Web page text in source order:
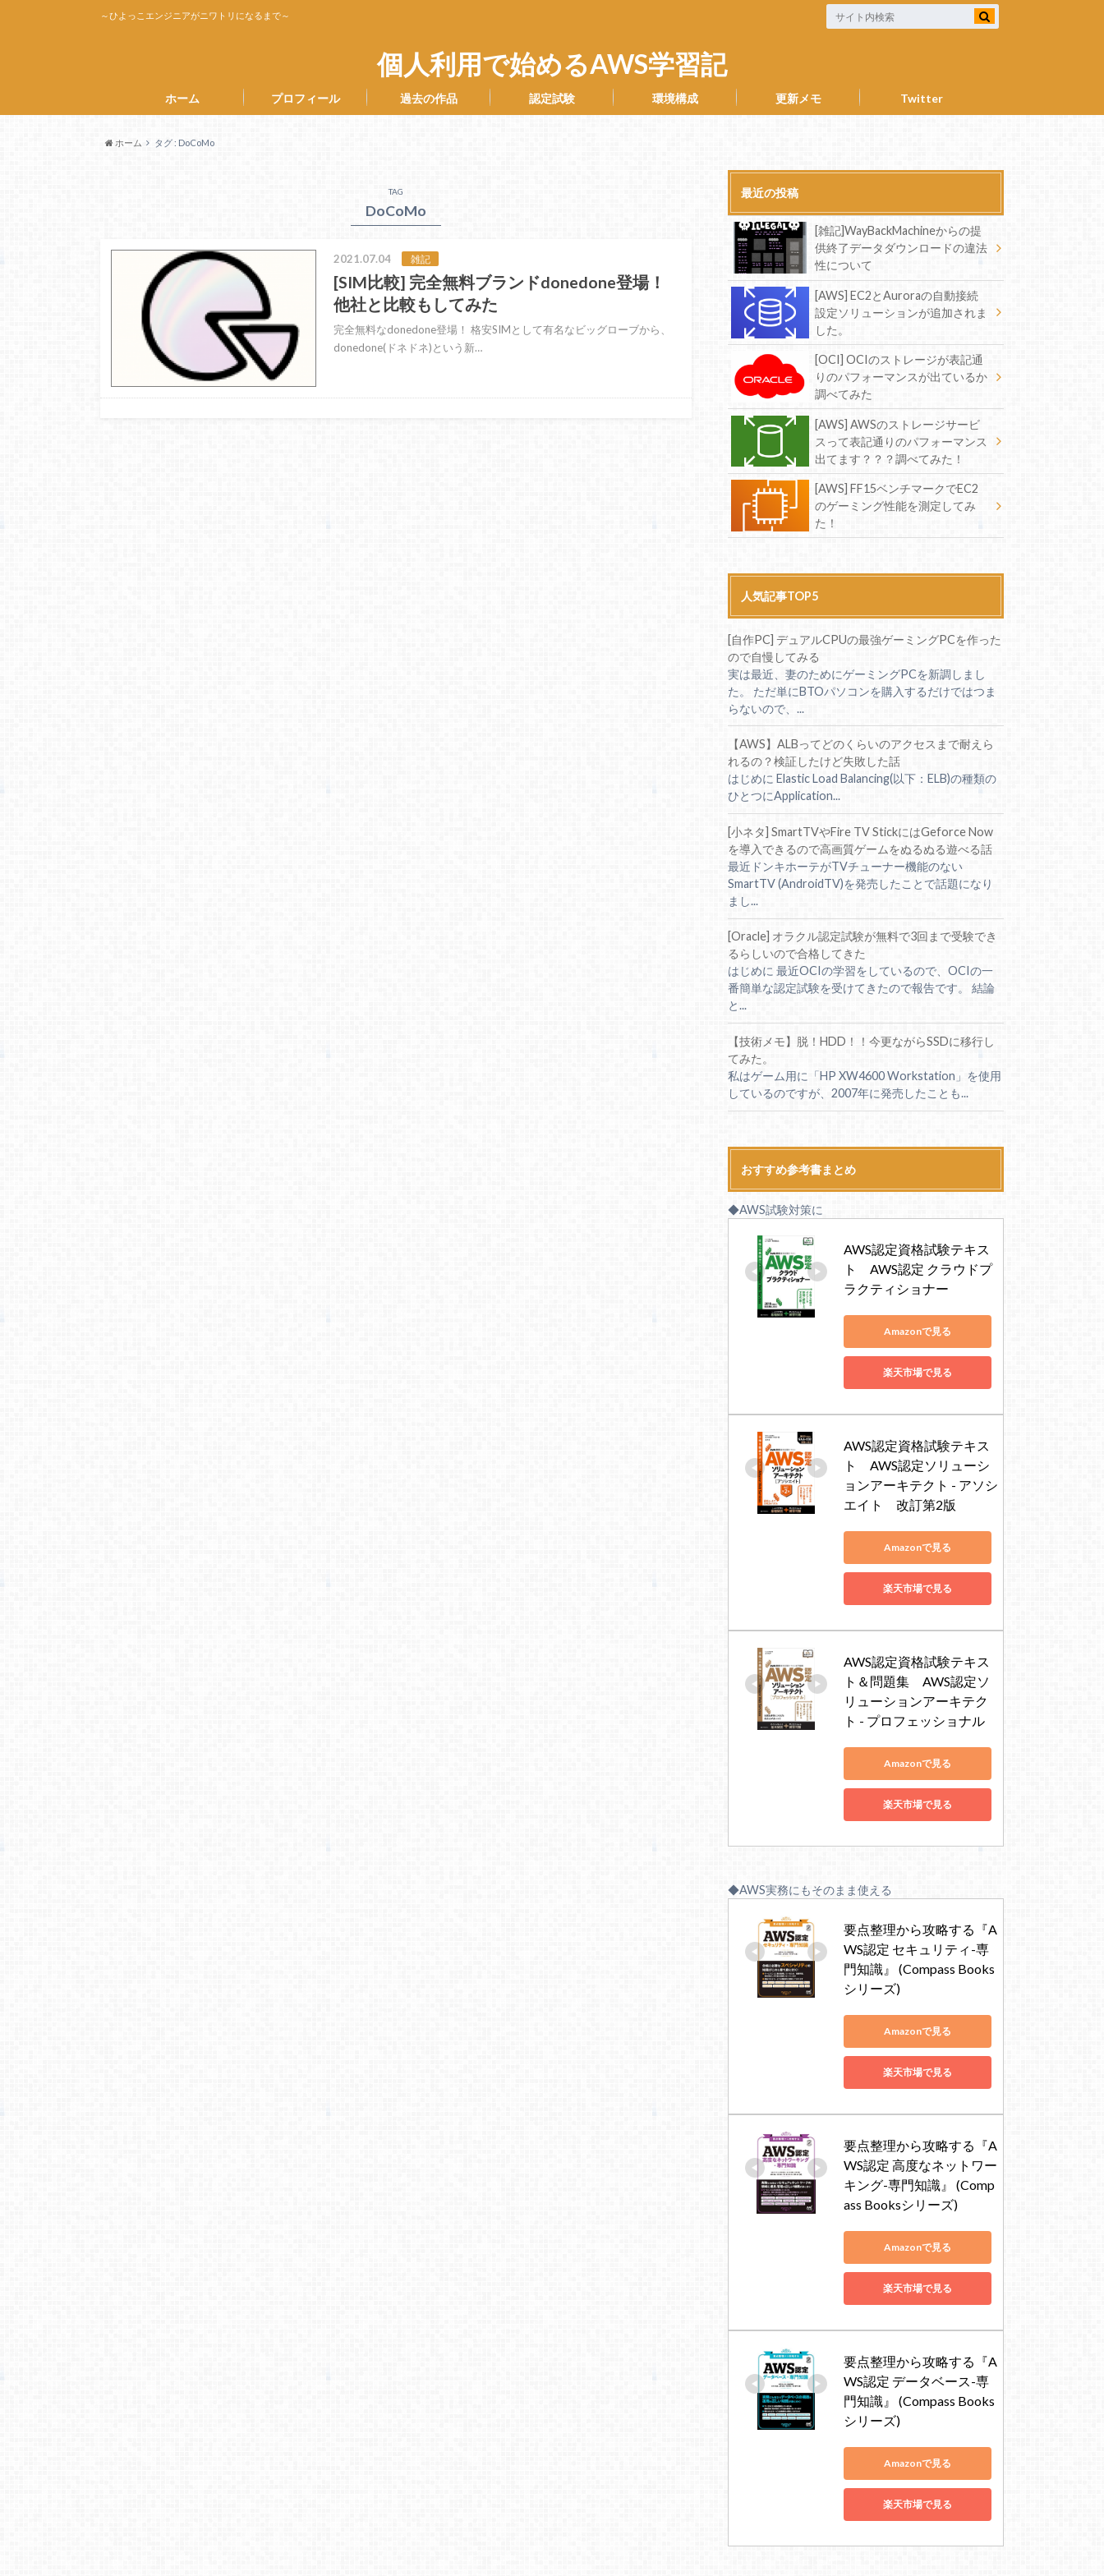
個人利用で始めるAWS学習記
～ひよっこエンジニアがニワトリになるまで～
ホーム プロフィール 過去の作品 認定試験 環境構成 更新メモ Twitter
ホーム タグ : DoCoMo
TAG
DoCoMo
2021.07.04 雑記
[SIM比較] 完全無料ブランドdonedone登場！
他社と比較もしてみた
完全無料なdonedone登場！ 格安SIMとして有名なビッグローブから、
donedone(ドネドネ)という新…
最近の投稿
[雑記]WayBackMachineからの提
供終了データダウンロードの違法
性について
[AWS] EC2とAuroraの自動接続
設定ソリューションが追加されま
した。
[OCI] OCIのストレージが表記通
りのパフォーマンスが出ているか
調べてみた
[AWS] AWSのストレージサービ
スって表記通りのパフォーマンス
出てます？？？調べてみた！
[AWS] FF15ベンチマークでEC2
のゲーミング性能を測定してみ
た！
人気記事TOP5
[自作PC] デュアルCPUの最強ゲーミングPCを作った
ので自慢してみる
実は最近、妻のためにゲーミングPCを新調しまし
た。 ただ単にBTOパソコンを購入するだけではつま
らないので、...
【AWS】ALBってどのくらいのアクセスまで耐えら
れるの？検証したけど失敗した話
はじめに Elastic Load Balancing(以下：ELB)の種類の
ひとつにApplication...
[小ネタ] SmartTVやFire TV StickにはGeforce Now
を導入できるので高画質ゲームをぬるぬる遊べる話
最近ドンキホーテがTVチューナー機能のない
SmartTV (AndroidTV)を発売したことで話題になり
まし...
[Oracle] オラクル認定試験が無料で3回まで受験でき
るらしいので合格してきた
はじめに 最近OCIの学習をしているので、OCIの一
番簡単な認定試験を受けてきたので報告です。 結論
と...
【技術メモ】脱！HDD！！今更ながらSSDに移行し
てみた。
私はゲーム用に「HP XW4600 Workstation」を使用
しているのですが、2007年に発売したことも...
おすすめ参考書まとめ
◆AWS試験対策に
AWS認定資格試験テキス
ト　AWS認定 クラウドプ
ラクティショナー
Amazonで見る
楽天市場で見る
AWS認定資格試験テキス
ト　AWS認定ソリューシ
ョンアーキテクト - アソシ
エイト　改訂第2版
Amazonで見る
楽天市場で見る
AWS認定資格試験テキス
ト＆問題集　AWS認定ソ
リューションアーキテク
ト - プロフェッショナル
Amazonで見る
楽天市場で見る
◆AWS実務にもそのまま使える
要点整理から攻略する『A
WS認定 セキュリティ-専
門知識』 (Compass Books
シリーズ)
Amazonで見る
楽天市場で見る
要点整理から攻略する『A
WS認定 高度なネットワー
キング-専門知識』 (Comp
ass Booksシリーズ)
Amazonで見る
楽天市場で見る
要点整理から攻略する『A
WS認定 データベース-専
門知識』 (Compass Books
シリーズ)
Amazonで見る
楽天市場で見る